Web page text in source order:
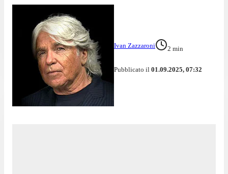
Ivan Zazzaroni 2 min
Pubblicato il 01.09.2025, 07:32